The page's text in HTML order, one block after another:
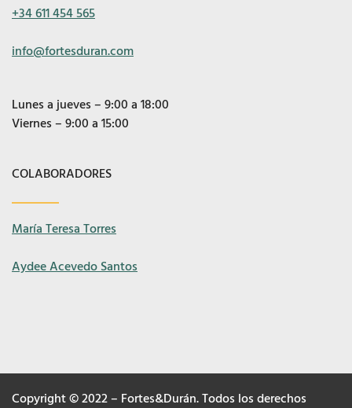
+34 611 454 565
info@fortesduran.com
Lunes a jueves – 9:00 a 18:00
Viernes – 9:00 a 15:00
COLABORADORES
María Teresa Torres
Aydee Acevedo Santos
Copyright © 2022 – Fortes&Durán. Todos los derechos